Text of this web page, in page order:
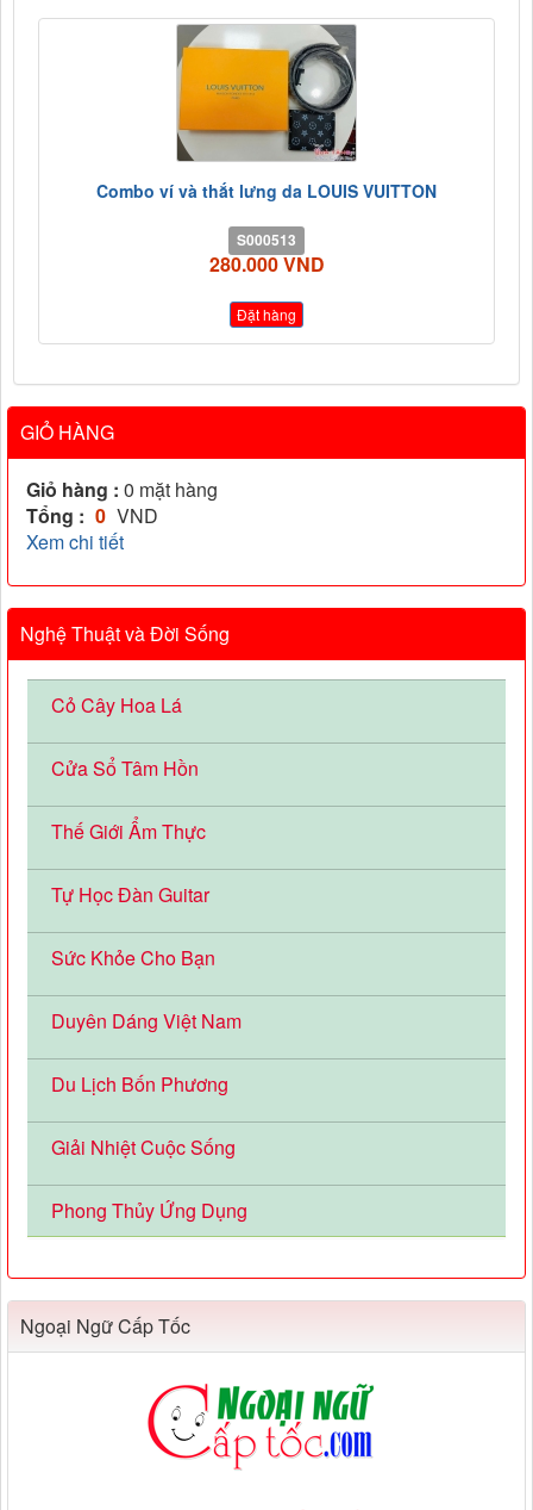
Combo ví và thắt lưng da LOUIS VUITTON
S000513
280.000 VND
Đặt hàng
GIỎ HÀNG
Giỏ hàng : 0 mặt hàng
Tổng : 0 VND
Xem chi tiết
Nghệ Thuật và Đời Sống
Cỏ Cây Hoa Lá
Cửa Sổ Tâm Hồn
Thế Giới Ẩm Thực
Tự Học Đàn Guitar
Sức Khỏe Cho Bạn
Duyên Dáng Việt Nam
Du Lịch Bốn Phương
Giải Nhiệt Cuộc Sống
Phong Thủy Ứng Dụng
Ngoại Ngữ Cấp Tốc